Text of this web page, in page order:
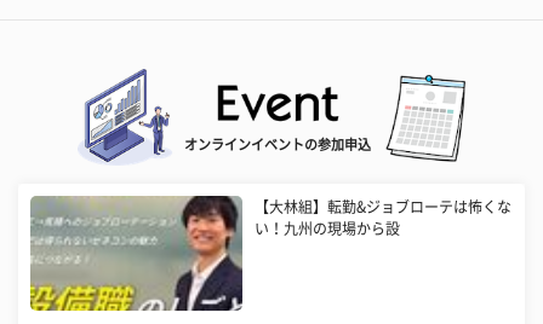
オンラインイベントの参加申込
【大林組】転勤&ジョブローテは怖くな
い！九州の現場から設